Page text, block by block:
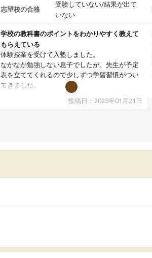
志望校の合格
受験していない/結果が出て
いない
学校の教科書のポイントをわかりやすく教えて
もらえている
体験授業を受けて入塾しました。
なかなか勉強しない息子でしたが、先生が予定
表を立ててくれるので少しずつ学習習慣がつい
てきました。
オンラインで週に一度の受講ですが、指導が無
い日も予定表に基づいて勉強したり、LINEでわ
投稿日：2025年01月21日